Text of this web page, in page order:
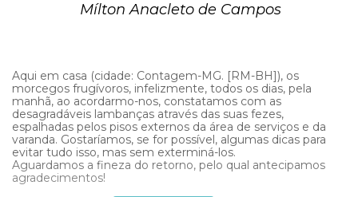
Mílton Anacleto de Campos
Aqui em casa (cidade: Contagem-MG. [RM-BH]), os
morcegos frugívoros, infelizmente, todos os dias, pela
manhã, ao acordarmo-nos, constatamos com as
desagradáveis lambanças através das suas fezes,
espalhadas pelos pisos externos da área de serviços e da
varanda. Gostaríamos, se for possível, algumas dicas para
evitar tudo isso, mas sem exterminá-los.
Aguardamos a fineza do retorno, pelo qual antecipamos
agradecimentos!